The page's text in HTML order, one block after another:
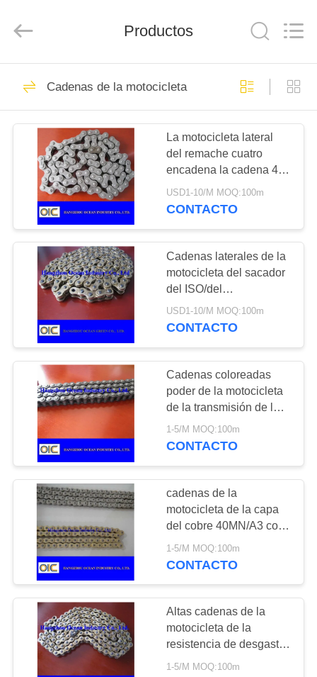
HOGAR
PRODUCTOS
SOBRE
NOSOTROS
VIAJE
FÁBRICA
CONTROL
DE
CALIDAD
ÉNTRENOS
EN
CONTACTO
CON
PIDA
UNA
CITA
MAPA
Rights
by
piezas de repuesto
de transmisión
183
Bastidores de
engranajes
184
Cintas
transportadoras
175
engranaje cónico
espiral
131
Productos
Cadenas de la motocicleta
La motocicleta lateral
del remache cuatro
encadena la cadena 420
del rodillo de la
motocicleta 428 428H
USD1-10/M MOQ:100m
CONTACTO
Cadenas laterales de la
motocicleta del sacador
del ISO/del
estruendo/del ANSI
cuatro 420 428 428H
USD1-10/M MOQ:100m
CONTACTO
Cadenas coloreadas
poder de la motocicleta
de la transmisión de la
confiabilidad con anti -
cansancio
1-5/M MOQ:100m
CONTACTO
cadenas de la
motocicleta de la capa
del cobre 40MN/A3 con
funcionamiento
extremadamente
1-5/M MOQ:100m
CONTACTO
Altas cadenas de la
motocicleta de la
resistencia de desgaste
con el cobre plateado,
1-5/M MOQ:100m